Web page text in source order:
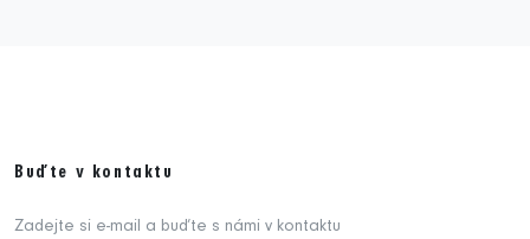
Buďte v kontaktu
Zadejte si e-mail a buďte s námi v kontaktu